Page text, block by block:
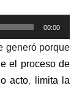
00:00
generó porque
el proceso de
acto,
limita la